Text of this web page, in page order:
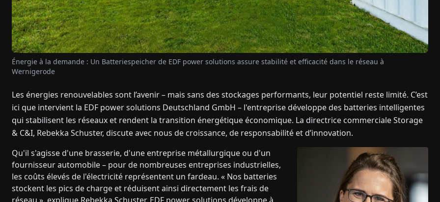
Énergie à la demande : Un Batteriespeicher de EDF power solutions assure stabilité et efficacité dans le réseau à
Wernigerode
Les énergies renouvelables sont l’avenir – mais sans des stockages performants, leur potentiel reste limité. C’est
ici que intervient la EDF power solutions Deutschland GmbH – l'entreprise développe des batteries intelligentes
qui stabilisent les réseaux et rendent la transition énergétique économique. La directrice commerciale Storage
& C&I, Rebekka Schuster, discute avec nous de croissance, de responsabilité et d’innovation.
Qu'il s'agisse d'une brasserie, d'une entreprise métallurgique ou d'un
fournisseur automobile – pour de nombreuses entreprises industrielles,
les coûts élevés de l'électricité représentent un fardeau. « Nos batteries
stockent les pics de charge et réduisent ainsi directement les frais de